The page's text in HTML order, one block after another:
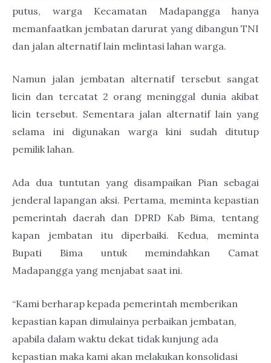
putus, warga Kecamatan Madapangga hanya
memanfaatkan jembatan darurat yang dibangun TNI
dan jalan alternatif lain melintasi lahan warga.
Namun jalan jembatan alternatif tersebut sangat
licin dan tercatat 2 orang meninggal dunia akibat
licin tersebut. Sementara jalan alternatif lain yang
selama ini digunakan warga kini sudah ditutup
pemilik lahan.
Ada dua tuntutan yang disampaikan Pian sebagai
jenderal lapangan aksi. Pertama, meminta kepastian
pemerintah daerah dan DPRD Kab Bima, tentang
kapan jembatan itu diperbaiki. Kedua, meminta
Bupati Bima untuk memindahkan Camat
Madapangga yang menjabat saat ini.
“Kami berharap kepada pemerintah memberikan
kepastian kapan dimulainya perbaikan jembatan,
apabila dalam waktu dekat tidak kunjung ada
kepastian maka kami akan melakukan konsolidasi